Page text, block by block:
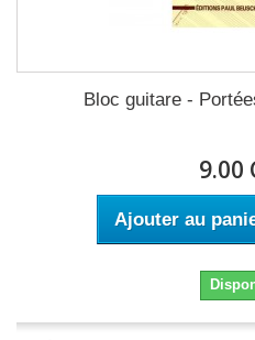
Bloc guitare -
9.00
Ajouter au